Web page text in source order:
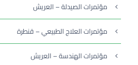
مؤتمرات الصيدلة – العريش
مؤتمرات العلاج الطبيعي – قنطرة
مؤتمرات الهندسة – العريش